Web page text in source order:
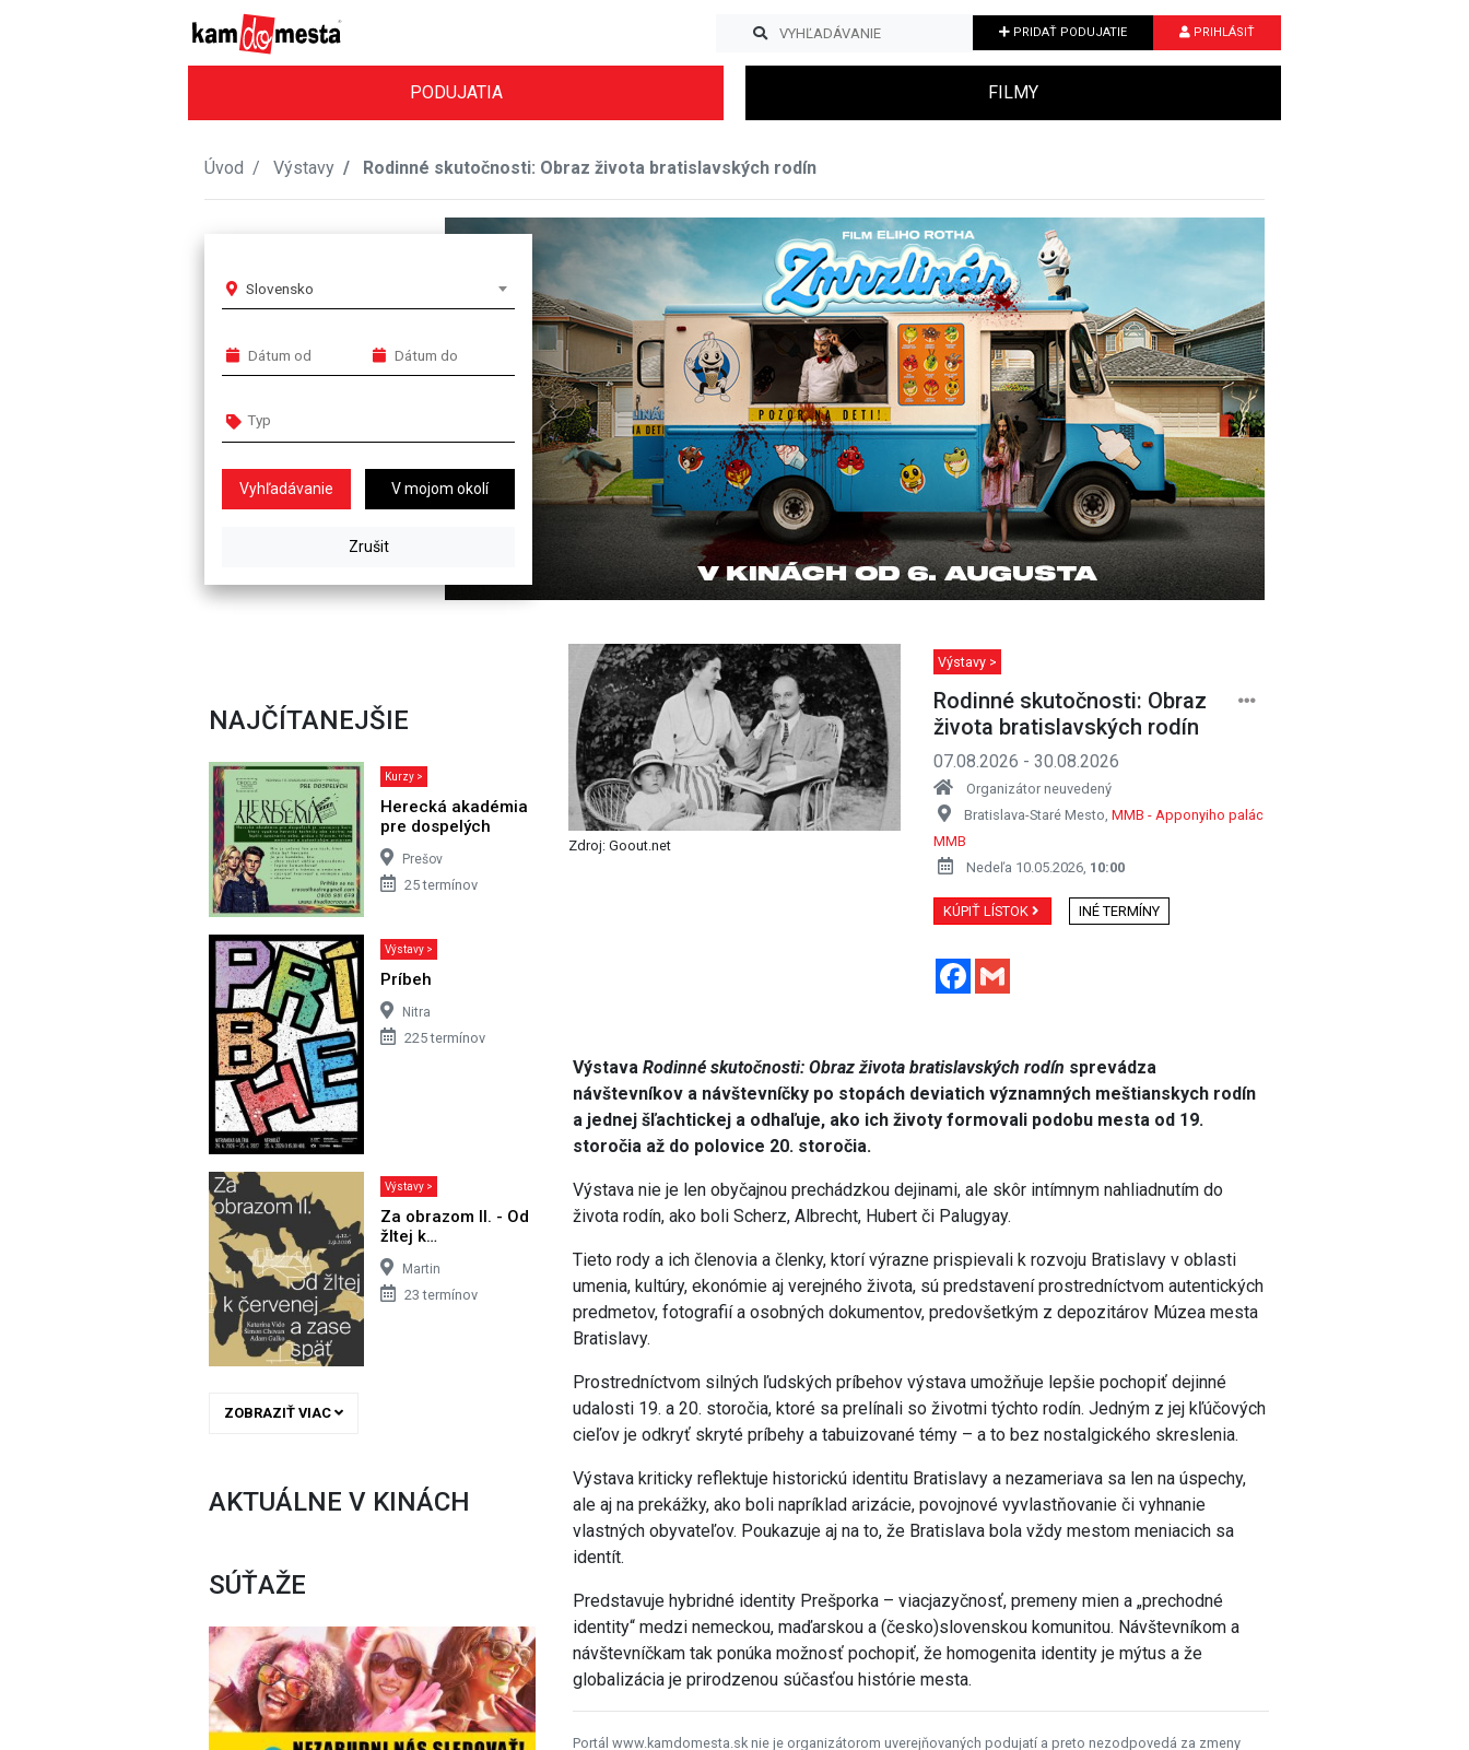
PRIDAŤ PODUJATIE PRIHLÁSIŤ
PODUJATIA FILMY
Úvod Výstavy Rodinné skutočnosti: Obraz života bratislavských rodín
Slovensko
V mojom okolí
Previous Next
NAJČÍTANEJŠIE
Kurzy >
Herecká akadémia
pre dospelých
Prešov
25 termínov
Výstavy >
Príbeh
Nitra
225 termínov
Výstavy >
Za obrazom II. - Od
žltej k…
Martin
23 termínov
ZOBRAZIŤ VIAC
AKTUÁLNE V KINÁCH
SÚŤAŽE
Zdroj: Goout.net
Výstavy >
Rodinné skutočnosti: Obraz
života bratislavských rodín
07.08.2026 - 30.08.2026
Organizátor neuvedený
Bratislava-Staré Mesto, MMB - Apponyiho palác
MMB
Nedeľa 10.05.2026, 10:00
KÚPIŤ LÍSTOK INÉ TERMÍNY
Facebook
VýstavaRodinné skutočnosti: Obraz života bratislavských rodín sprevádza
návštevníkov a návštevníčky po stopách deviatich významných meštianskych rodín
a jednej šľachtickej a odhaľuje, ako ich životy formovali podobu mesta od 19.
storočia až do polovice 20. storočia.
Výstava nie je len obyčajnou prechádzkou dejinami, ale skôr intímnym nahliadnutím do
života rodín, ako boli Scherz, Albrecht, Hubert či Palugyay.
Tieto rody a ich členovia a členky, ktorí výrazne prispievali k rozvoju Bratislavy v oblasti
umenia, kultúry, ekonómie aj verejného života, sú predstavení prostredníctvom autentických
predmetov, fotografií a osobných dokumentov, predovšetkým z depozitárov Múzea mesta
Bratislavy.
Prostredníctvom silných ľudských príbehov výstava umožňuje lepšie pochopiť dejinné
udalosti 19. a 20. storočia, ktoré sa prelínali so životmi týchto rodín. Jedným z jej kľúčových
cieľov je odkryť skryté príbehy a tabuizované témy – a to bez nostalgického skreslenia.
Výstava kriticky reflektuje historickú identitu Bratislavy a nezameriava sa len na úspechy,
ale aj na prekážky, ako boli napríklad arizácie, povojnové vyvlastňovanie či vyhnanie
vlastných obyvateľov. Poukazuje aj na to, že Bratislava bola vždy mestom meniacich sa
identít.
Predstavuje hybridné identity Prešporka – viacjazyčnosť, premeny mien a „prechodné
identity“ medzi nemeckou, maďarskou a (česko)slovenskou komunitou. Návštevníkom a
návštevníčkam tak ponúka možnosť pochopiť, že homogenita identity je mýtus a že
globalizácia je prirodzenou súčasťou histórie mesta.
Portál www.kamdomesta.sk nie je organizátorom uverejňovaných podujatí a preto nezodpovedá za zmeny